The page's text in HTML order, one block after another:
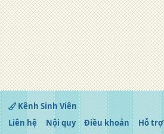
Kênh Sinh Viên
Liên hệ
Nội quy Điều khoản Hỗ trợ